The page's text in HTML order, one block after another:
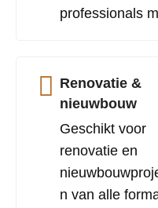
professionals
Renovatie &
nieuwbouw
Geschikt voor
renovatie en
n van alle